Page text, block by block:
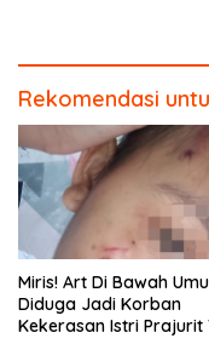
Rekomendasi
Miris! Art Di Bawah
Diduga Jadi Korban
Kekerasan Istri Prajurit